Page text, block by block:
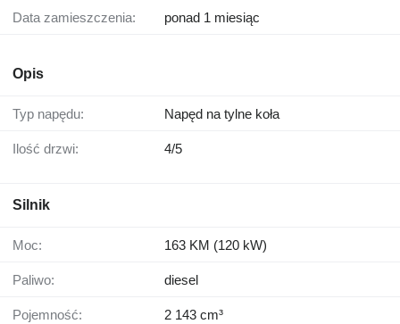
Data zamieszczenia: ponad 1 miesiąc
Opis
Typ napędu: Napęd na tylne koła
Ilość drzwi: 4/5
Silnik
Moc: 163 KM (120 kW)
Paliwo: diesel
Pojemność: 2 143 cm³